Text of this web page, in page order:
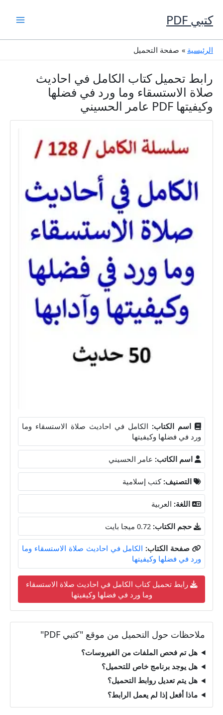
إلى
المحتوى
كتبي PDF
الرئيسية صفحة التحميل
رابط تحميل كتاب الكامل في احاديث
صلاة الاستسقاء وما ورد في فضلها
وكيفيتها PDF عامر الحسيني
اسم الكتاب: الكامل في احاديث صلاة الاستسقاء وما
ورد في فضلها وكيفيتها
اسم الكاتب: عامر الحسيني
التصنيف: كتب إسلامية
اللغة: العربية
حجم الكتاب: 0.72 ميجا بايت
صفحة الكتاب: الكامل في احاديث صلاة الاستسقاء وما
ورد في فضلها وكيفيتها
رابط تحميل كتاب الكامل في احاديث صلاة الاستسقاء
وما ورد في فضلها وكيفيتها
ملاحظات حول التحميل من موقع "كتبي PDF"
هل تم فحص الملفات من الفيروسات؟
هل يوجد برنامج خاص للتحميل؟
هل يتم تعديل روابط التحميل؟
ماذا أفعل إذا لم يعمل الرابط؟